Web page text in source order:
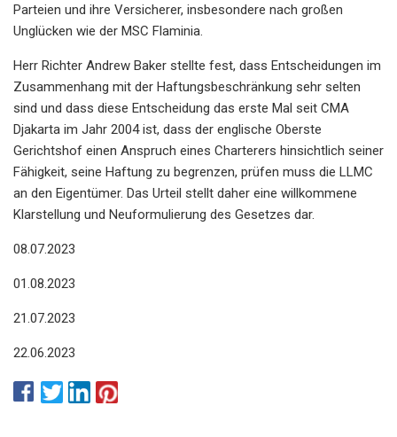
Parteien und ihre Versicherer, insbesondere nach großen
Unglücken wie der MSC Flaminia.
Herr Richter Andrew Baker stellte fest, dass Entscheidungen im
Zusammenhang mit der Haftungsbeschränkung sehr selten
sind und dass diese Entscheidung das erste Mal seit CMA
Djakarta im Jahr 2004 ist, dass der englische Oberste
Gerichtshof einen Anspruch eines Charterers hinsichtlich seiner
Fähigkeit, seine Haftung zu begrenzen, prüfen muss die LLMC
an den Eigentümer. Das Urteil stellt daher eine willkommene
Klarstellung und Neuformulierung des Gesetzes dar.
08.07.2023
01.08.2023
21.07.2023
22.06.2023